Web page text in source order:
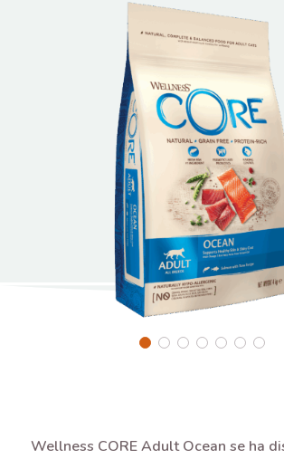
Wellness CORE Adult Ocean se ha